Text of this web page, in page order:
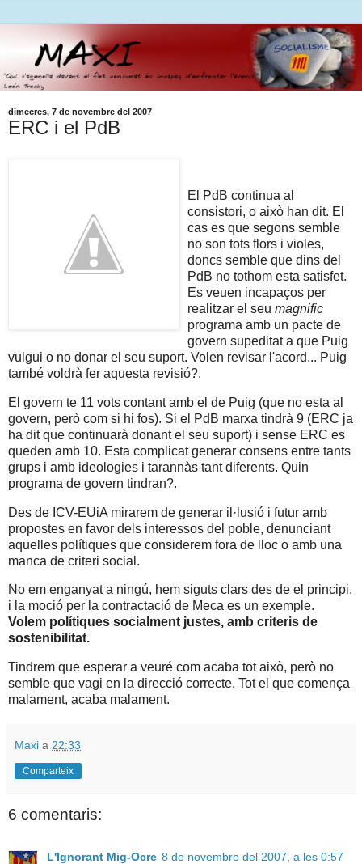
dimecres, 7 de novembre del 2007
ERC i el PdB
El PdB continua al
consistori, o això han dit. El
cas es que segons semble
no son tots flors i violes,
doncs semble que dins del
PdB no tothom esta satisfet.
Es veuen incapaços per
realitzar el seu magnific
programa amb un pacte de
govern supeditat a que Puig
vulgui o no donar el seu suport. Volen revisar l'acord... Puig
també voldrà fer aquesta revisió?.
El govern te 11 vots contant amb el de Puig (que no esta al
govern, però com si hi fos). Si el PdB marxa tindrà 9 (ERC ja
ha dit que continuarà donant el seu suport) i sense ERC es
queden amb 10. Esta complicat generar consens entre tants
grups i amb ideologies i tarannàs tant diferents. Quin
programa de govern tindran?.
Des de ICV-EUiA mirarem de generar il·lusió i futur amb
propostes en favor dels interessos del poble, denunciant
aquelles polítiques que considerem fora de lloc o amb una
manca de criteri social.
No em enganyat a ningú, hem siguts clars des de el principi,
i la moció per la contractació de Meca es un exemple.
Volem polítiques socialment justes, amb criteris de
sostenibilitat.
Tindrem que esperar a veuré com acaba tot això, però no
semble que vagi en la direcció correcte. Tot el que comença
malament, acaba malament.
Maxi a 22:33
Comparteix
6 comentaris:
L'Ignorant Mig-Ocre 8 de novembre del 2007, a les 0:57